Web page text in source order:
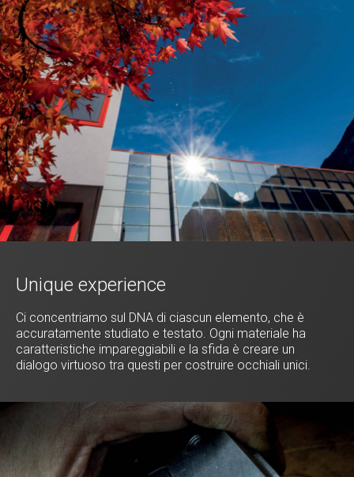
Unique experience
Ci concentriamo sul DNA di ciascun elemento, che è
accuratamente studiato e testato. Ogni materiale ha
caratteristiche impareggiabili e la sfida è creare un
dialogo virtuoso tra questi per costruire occhiali unici.